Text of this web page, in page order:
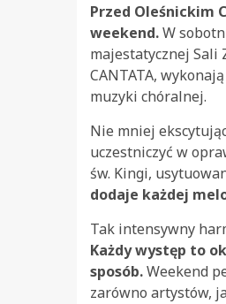
Przed Oleśnickim
weekend.W
majestatycznej Sali
CANTATA,
muzyki chóralnej.
Nie mniej
uczestniczyć w
św. Kingi,
dodaje każdej
Tak intensywny
Każdy występ to
sposób.Weekend
zarówno artystów,